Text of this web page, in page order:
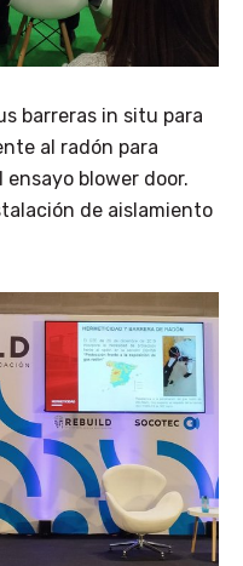
barreras in situ para
al radón para
blower door.
de aislamiento